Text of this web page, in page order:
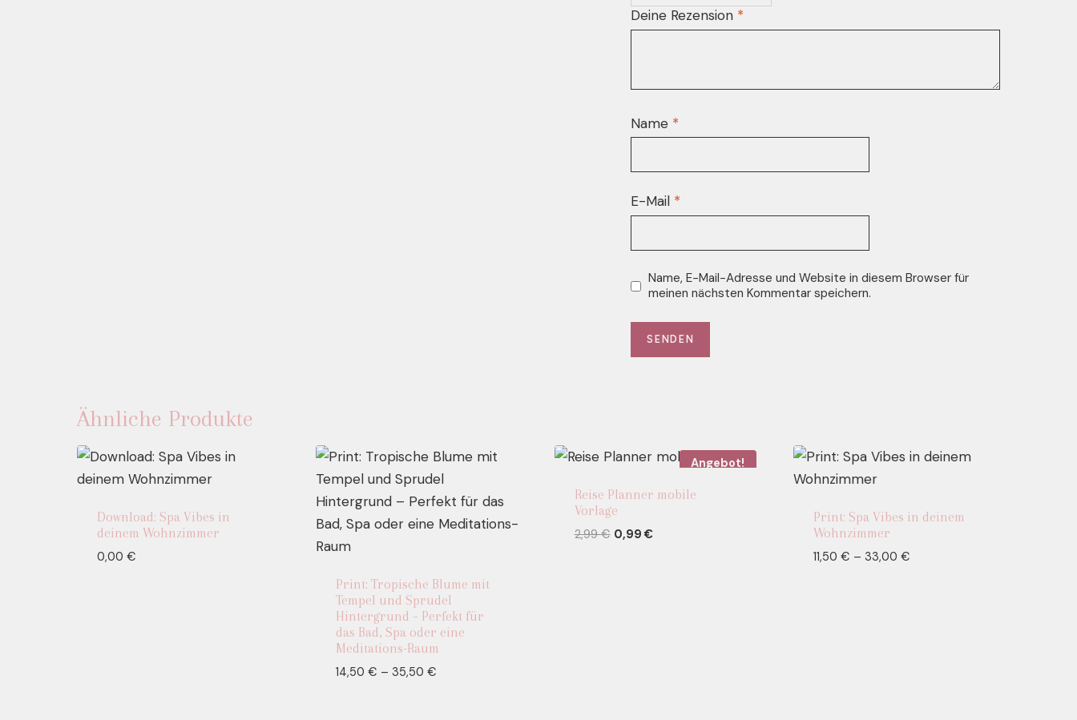
Deine Rezension *
Name *
E-Mail *
Name, E-Mail-Adresse und Website in diesem Browser für
meinen nächsten Kommentar speichern.
Ähnliche Produkte
Download: Spa Vibes in
deinem Wohnzimmer
0,00 €
Print: Tropische Blume mit
Tempel und Sprudel
Hintergrund – Perfekt für
das Bad, Spa oder eine
Meditations-Raum
14,50 € – 35,50 €Preisspanne:
Angebot!
Reise Planner mobile
Vorlage
2,99€ Ursprünglicher
0,99 €Aktueller
Print: Spa Vibes in deinem
Wohnzimmer
11,50 € – 33,00 €Preisspanne: